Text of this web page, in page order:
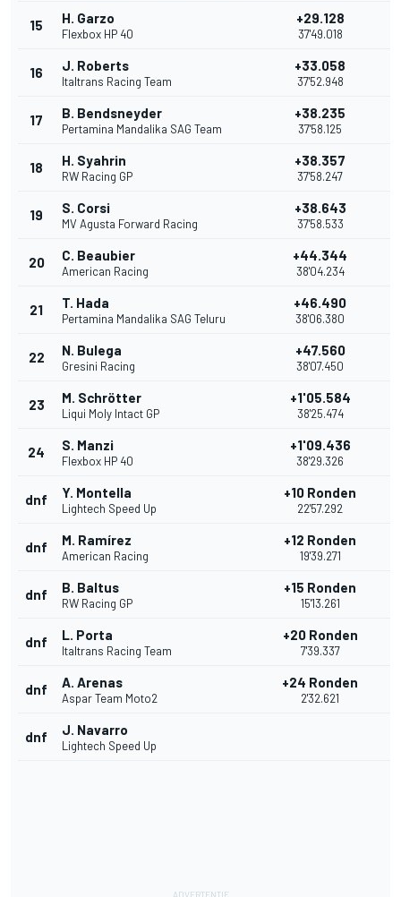
15 H. Garzo
Flexbox HP 40
+29.128
37'49.018
16 J. Roberts
Italtrans Racing Team
+33.058
37'52.948
17 B. Bendsneyder
Pertamina Mandalika SAG Team
+38.235
37'58.125
18 H. Syahrin
RW Racing GP
+38.357
37'58.247
19 S. Corsi
MV Agusta Forward Racing
+38.643
37'58.533
20 C. Beaubier
American Racing
+44.344
38'04.234
21 T. Hada
Pertamina Mandalika SAG Teluru
+46.490
38'06.380
22 N. Bulega
Gresini Racing
+47.560
38'07.450
23 M. Schrötter
Liqui Moly Intact GP
+1'05.584
38'25.474
24 S. Manzi
Flexbox HP 40
+1'09.436
38'29.326
dnf Y. Montella
Lightech Speed Up
+10 Ronden
22'57.292
dnf M. Ramírez
American Racing
+12 Ronden
19'39.271
dnf B. Baltus
RW Racing GP
+15 Ronden
15'13.261
dnf L. Porta
Italtrans Racing Team
+20 Ronden
7'39.337
dnf A. Arenas
Aspar Team Moto2
+24 Ronden
2'32.621
dnf J. Navarro
Lightech Speed Up